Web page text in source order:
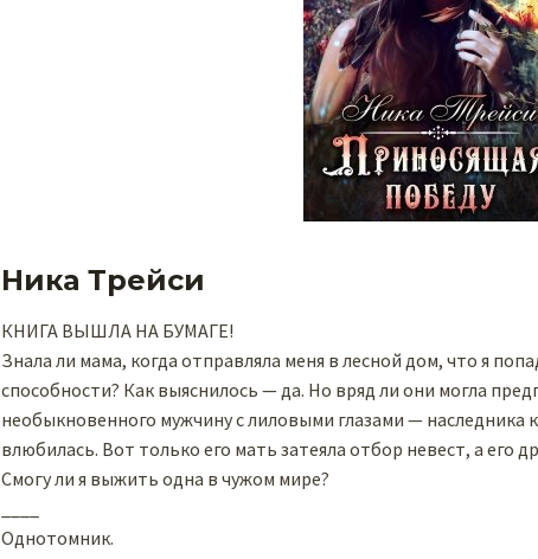
Ника Трейси
КНИГА ВЫШЛА НА БУМАГЕ!
Знала ли мама, когда отправляла меня в лесной дом, что я
способности? Как выяснилось — да. Но вряд ли они могла
необыкновенного мужчину с лиловыми глазами — наследника
влюбилась. Вот только его мать затеяла отбор невест, а его
Смогу ли я выжить одна в чужом мире?
Однотомник.